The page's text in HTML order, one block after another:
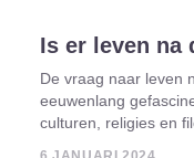
Is er leven na
De vraag naar leven
eeuwenlang
culturen, religies en